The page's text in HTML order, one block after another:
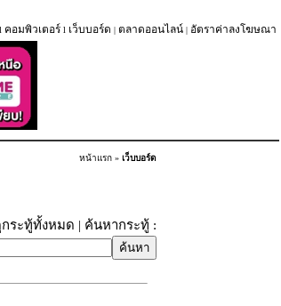
l คอมพิวเตอร์ l เว็บบอร์ด | ตลาดออนไลน์ | อัตราค่าลงโฆษณา
หน้าแรก » เว็บบอร์ด
ระทู้ทั้งหมด | ค้นหากระทู้ :